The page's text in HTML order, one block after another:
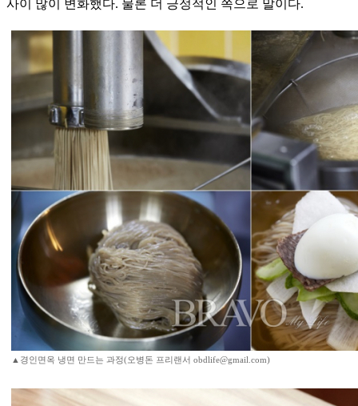
사이 많이 변화했다. 물론 더 긍정적인 쪽으로 말이다.
▲경인면옥 냉면 만드는 과정(오병돈 프리랜서 obdlife@gmail.com)